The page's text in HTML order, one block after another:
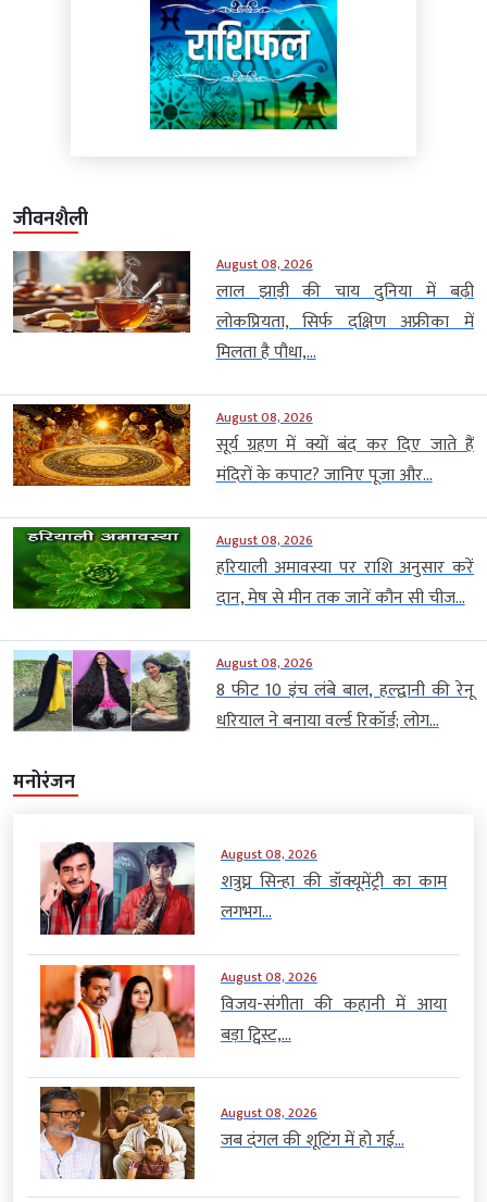
जीवनशैली
August 08, 2026
लाल झाड़ी की चाय दुनिया में बढ़ी
लोकप्रियता, सिर्फ दक्षिण अफ्रीका में
मिलता है पौधा,...
August 08, 2026
सूर्य ग्रहण में क्यों बंद कर दिए जाते हैं
मंदिरों के कपाट? जानिए पूजा और...
August 08, 2026
हरियाली अमावस्या पर राशि अनुसार करें
दान, मेष से मीन तक जानें कौन सी चीज...
August 08, 2026
8 फीट 10 इंच लंबे बाल, हल्द्वानी की रेनू
धरियाल ने बनाया वर्ल्ड रिकॉर्ड; लोग...
मनोरंजन
August 08, 2026
शत्रुघ्न सिन्हा की डॉक्यूमेंट्री का काम
लगभग...
August 08, 2026
विजय-संगीता की कहानी में आया
बड़ा ट्विस्ट,...
August 08, 2026
जब दंगल की शूटिंग में हो गई...